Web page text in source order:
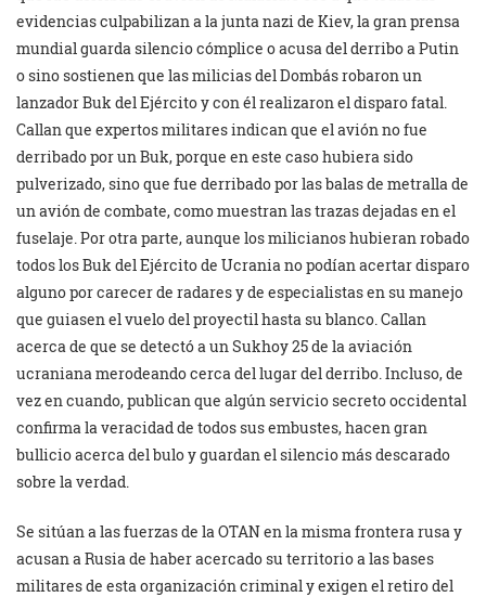
evidencias culpabilizan a la junta nazi de Kiev, la gran prensa
mundial guarda silencio cómplice o acusa del derribo a Putin
o sino sostienen que las milicias del Dombás robaron un
lanzador Buk del Ejército y con él realizaron el disparo fatal.
Callan que expertos militares indican que el avión no fue
derribado por un Buk, porque en este caso hubiera sido
pulverizado, sino que fue derribado por las balas de metralla de
un avión de combate, como muestran las trazas dejadas en el
fuselaje. Por otra parte, aunque los milicianos hubieran robado
todos los Buk del Ejército de Ucrania no podían acertar disparo
alguno por carecer de radares y de especialistas en su manejo
que guiasen el vuelo del proyectil hasta su blanco. Callan
acerca de que se detectó a un Sukhoy 25 de la aviación
ucraniana merodeando cerca del lugar del derribo. Incluso, de
vez en cuando, publican que algún servicio secreto occidental
confirma la veracidad de todos sus embustes, hacen gran
bullicio acerca del bulo y guardan el silencio más descarado
sobre la verdad.
Se sitúan a las fuerzas de la OTAN en la misma frontera rusa y
acusan a Rusia de haber acercado su territorio a las bases
militares de esta organización criminal y exigen el retiro del